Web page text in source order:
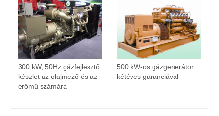
300 kW, 50Hz gázfejlesztő
készlet az olajmező és az
erőmű számára
500 kW-os gázgenerátor
kétéves garanciával